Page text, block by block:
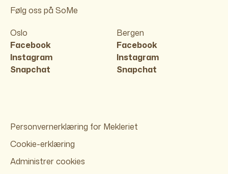
Følg oss på SoMe
Oslo
Facebook
Instagram
Snapchat
Bergen
Facebook
Instagram
Snapchat
Personvernerklæring for Mekleriet
Cookie-erklæring
Administrer cookies